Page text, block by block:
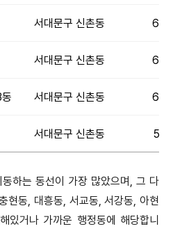
서대문구 신촌동 67
서대문구 신촌동 65
서대문구 신촌동 64
서대문구 신촌동 51
하는 동선이 가장 많았으며, 그 다
현동, 대흥동, 서교동, 서강동, 아현
있거나 가까운 행정동에 해당합니